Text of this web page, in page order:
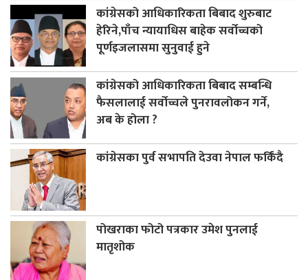
कांग्रेसको आधिकारिकता बिबाद शुरुबाट
हेरिने,पाँच न्यायाधिस बाहेक सर्वोच्चको
पूर्णइजलासमा सुनुवाई हुने
कांग्रेसको आधिकारिकता बिबाद सम्बन्धि
फैसलालाई सर्वोच्चले पुनरावलोकन गर्ने,
अब के होला ?
कांग्रेसका पुर्व सभापति देउवा नेपाल फर्किंदै
पोखराका फोटो पत्रकार उमेश पुनलाई
मातृशोक